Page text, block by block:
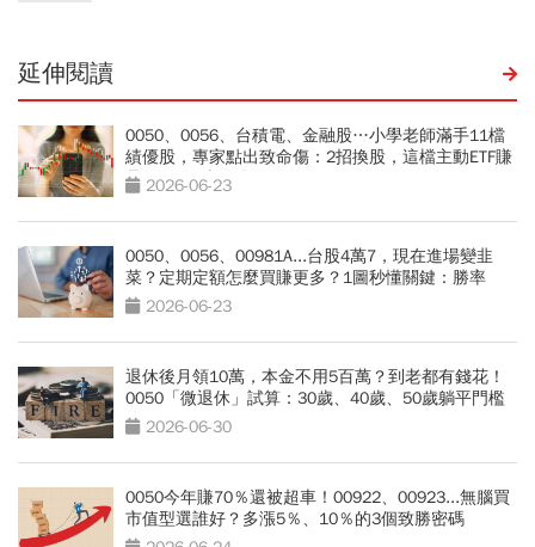
延伸閱讀
0050、0056、台積電、金融股…小學老師滿手11檔
績優股，專家點出致命傷：2招換股，這檔主動ETF賺
暴漲240%噴發股
2026-06-23
0050、0056、00981A...台股4萬7，現在進場變韭
菜？定期定額怎麼買賺更多？1圖秒懂關鍵：勝率
90％2026-06-23
退休後月領10萬，本金不用5百萬？到老都有錢花！
0050「微退休」試算：30歲、40歲、50歲躺平門檻
公開2026-06-30
0050今年賺70％還被超車！00922、00923...無腦買
市值型選誰好？多漲5％、10％的3個致勝密碼